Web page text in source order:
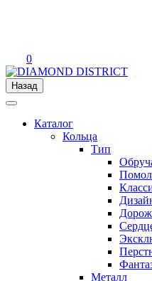
0
Назад
Каталог
Кольца
Тип
Металл